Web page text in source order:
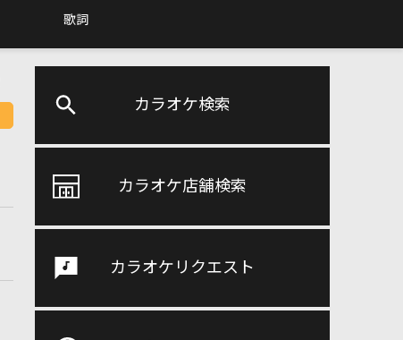
歌詞
カラオケ検索
カラオケ店舗検索
カラオケリクエスト